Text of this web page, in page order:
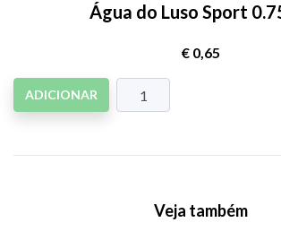
Água do Luso Sport
€ 0,65
ADICIONAR
Veja também